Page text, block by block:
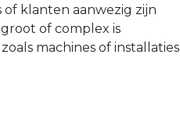
of klanten aanwezig zijn
of complex is
zoals machines of installaties